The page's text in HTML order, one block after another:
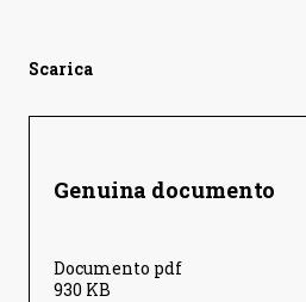
Scarica
Genuina documento
Documento pdf
930 KB